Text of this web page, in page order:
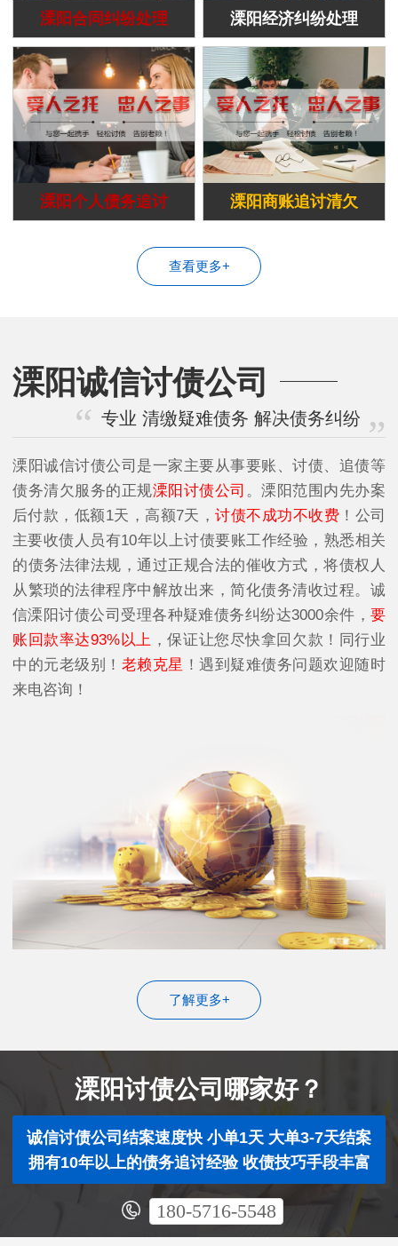
溧阳合同纠纷处理 溧阳经济纠纷处理
溧阳个人债务追讨 溧阳商账追讨清欠
查看更多+
溧阳诚信讨债公司
专业 清缴疑难债务 解决债务纠纷
溧阳诚信讨债公司是一家主要从事要账、讨债、追债等
债务清欠服务的正规溧阳讨债公司 。溧阳范围内先办案
后付款，低额1天，高额7天，讨债不成功不收费 ！公司
主要收债人员有10年以上讨债要账工作经验，熟悉相关
的债务法律法规，通过正规合法的催收方式，将债权人
从繁琐的法律程序中解放出来，简化债务清收过程。诚
信溧阳讨债公司受理各种疑难债务纠纷达3000余件， 要
账回款率达93%以上 ，保证让您尽快拿回欠款！同行业
中的元老级别！ 老赖克星 ！遇到疑难债务问题欢迎随时
来电咨询！
了解更多+
溧阳讨债公司哪家好？
诚信讨债公司结案速度快 小单1天 大单3-7天结案
拥有10年以上的债务追讨经验 收债技巧手段丰富
180-5716-5548